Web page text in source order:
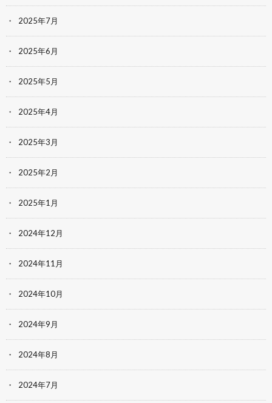
2025年7月
2025年6月
2025年5月
2025年4月
2025年3月
2025年2月
2025年1月
2024年12月
2024年11月
2024年10月
2024年9月
2024年8月
2024年7月